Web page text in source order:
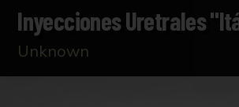
Inyecciones Uretrales
Unknown